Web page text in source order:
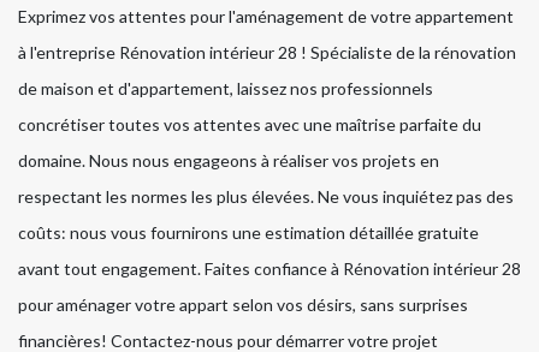
Exprimez vos attentes pour l'aménagement de votre appartement
à l'entreprise Rénovation intérieur 28 ! Spécialiste de la rénovation
de maison et d'appartement, laissez nos professionnels
concrétiser toutes vos attentes avec une maîtrise parfaite du
domaine. Nous nous engageons à réaliser vos projets en
respectant les normes les plus élevées. Ne vous inquiétez pas des
coûts: nous vous fournirons une estimation détaillée gratuite
avant tout engagement. Faites confiance à Rénovation intérieur 28
pour aménager votre appart selon vos désirs, sans surprises
financières! Contactez-nous pour démarrer votre projet